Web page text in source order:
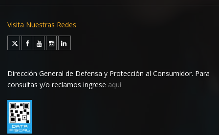
Visita Nuestras Redes
Dirección General de Defensa y Protección al Consumidor. Para
consultas y/o reclamos ingrese aquí